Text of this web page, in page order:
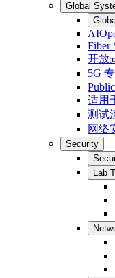
Global
Fiber
开放
5G
适用
测试
网络
Security
Lab